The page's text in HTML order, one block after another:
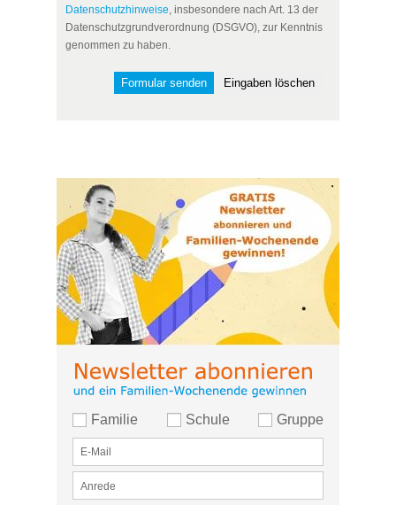
Datenschutzhinweise, insbesondere nach Art. 13 der
Datenschutzgrundverordnung (DSGVO), zur Kenntnis
genommen zu haben.
Familie Schule Gruppe